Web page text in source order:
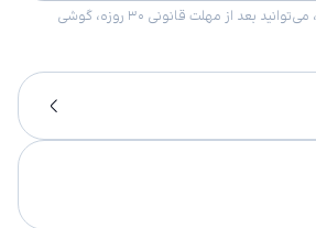
امکان برگشت کالا در گروه موبایل با دلیل “انصراف از خرید“ تنها در صورتی مورد قبول است که پلمب کالا باز نشده باشد. تمام گوشی‌های جی‌اس‌ام ضمانت رجیستری دارند. در صورت وجود مشکل رجیستری، می‌توانید بعد از مهلت قانونی ۳۰ روزه، گوشی